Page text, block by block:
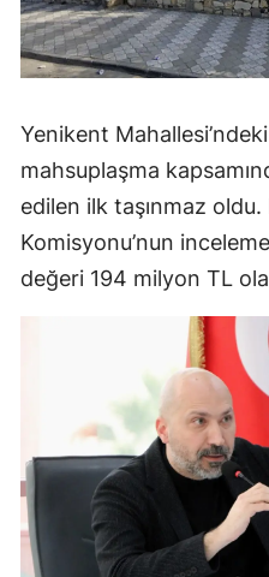
Yenikent
mahsuplaşma
edilen ilk taşınmaz
Komisyonu’nun
değeri 194 milyon TL